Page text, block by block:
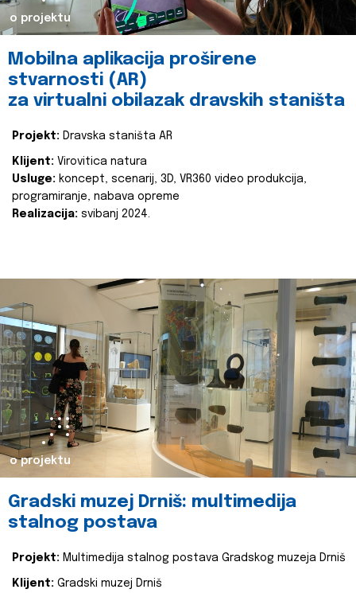
o projektu
Mobilna aplikacija proširene
stvarnosti (AR)
za virtualni obilazak dravskih staništa
Projekt: Dravska staništa AR
Klijent: Virovitica natura
Usluge: koncept, scenarij, 3D, VR360 video produkcija,
programiranje, nabava opreme
Realizacija: svibanj 2024.
o projektu
Gradski muzej Drniš: multimedija
stalnog postava
Projekt: Multimedija stalnog postava Gradskog muzeja Drniš
Klijent: Gradski muzej Drniš